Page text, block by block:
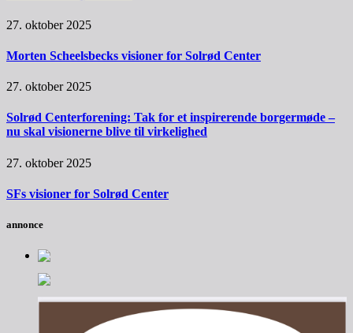
27. oktober 2025
Morten Scheelsbecks visioner for Solrød Center
27. oktober 2025
Solrød Centerforening: Tak for et inspirerende borgermøde –
nu skal visionerne blive til virkelighed
27. oktober 2025
SFs visioner for Solrød Center
annonce